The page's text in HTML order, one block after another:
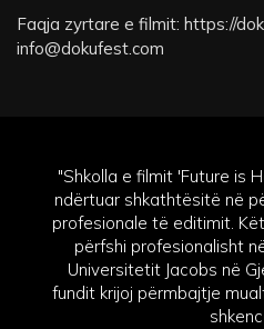
Faqja zyrtare e filmit: https://
info@dokufest.com
"Shkolla e filmit 'Future is
ndërtuar shkathtësitë në
profesionale të editimit.
përfshi profesionalisht
Universitetit Jacobs në
fundit krijoj përmbajtje